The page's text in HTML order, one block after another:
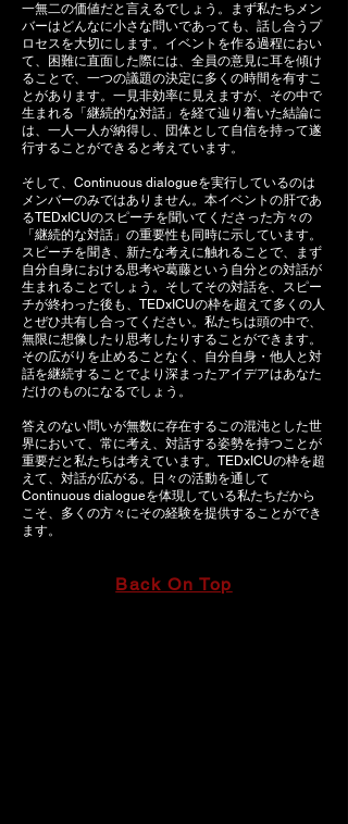
一無二の価値だと言えるでしょう。まず私たちメン
バーはどんなに小さな問いであっても、話し合うプ
ロセスを大切にします。イベントを作る過程におい
て、困難に直面した際には、全員の意見に耳を傾け
ることで、一つの議題の決定に多くの時間を有すこ
とがあります。一見非効率に見えますが、その中で
生まれる「継続的な対話」を経て辿り着いた結論に
は、一人一人が納得し、団体として自信を持って遂
行することができると考えています。
そして、Continuous dialogueを実行しているのは
メンバーのみではありません。本イベントの肝であ
るTEDxICUのスピーチを聞いてくださった方々の
「継続的な対話」の重要性も同時に示しています。
スピーチを聞き、新たな考えに触れることで、まず
自分自身における思考や葛藤という自分との対話が
生まれることでしょう。そしてその対話を、スピー
チが終わった後も、TEDxICUの枠を超えて多くの人
とぜひ共有し合ってください。私たちは頭の中で、
無限に想像したり思考したりすることができます。
その広がりを止めることなく、自分自身・他人と対
話を継続することでより深まったアイデアはあなた
だけのものになるでしょう。
答えのない問いが無数に存在するこの混沌とした世
界において、常に考え、対話する姿勢を持つことが
重要だと私たちは考えています。TEDxICUの枠を超
えて、対話が広がる。日々の活動を通して
Continuous dialogueを体現している私たちだから
こそ、多くの方々にその経験を提供することができ
ます。
Back On Top